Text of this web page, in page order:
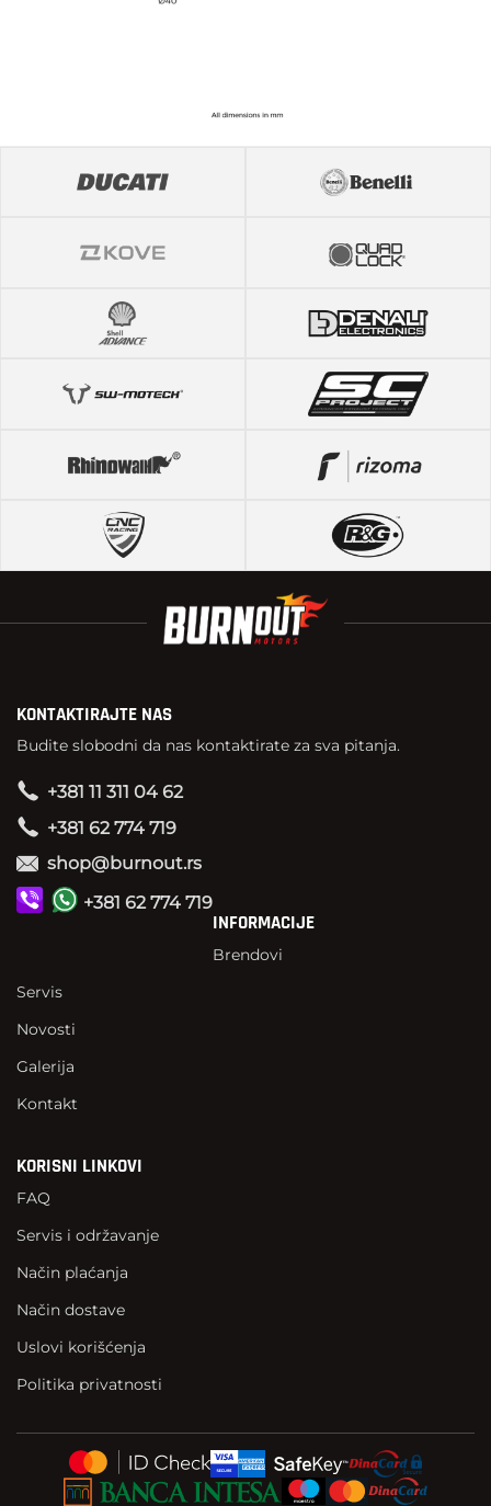
KONTAKTIRAJTE NAS
Budite slobodni da nas kontaktirate za sva pitanja.
+381 11 311 04 62
+381 62 774 719
shop@burnout.rs
+381 62 774 719
INFORMACIJE
Brendovi
Servis
Novosti
Galerija
Kontakt
KORISNI LINKOVI
FAQ
Servis i održavanje
Način plaćanja
Način dostave
Uslovi korišćenja
Politika privatnosti